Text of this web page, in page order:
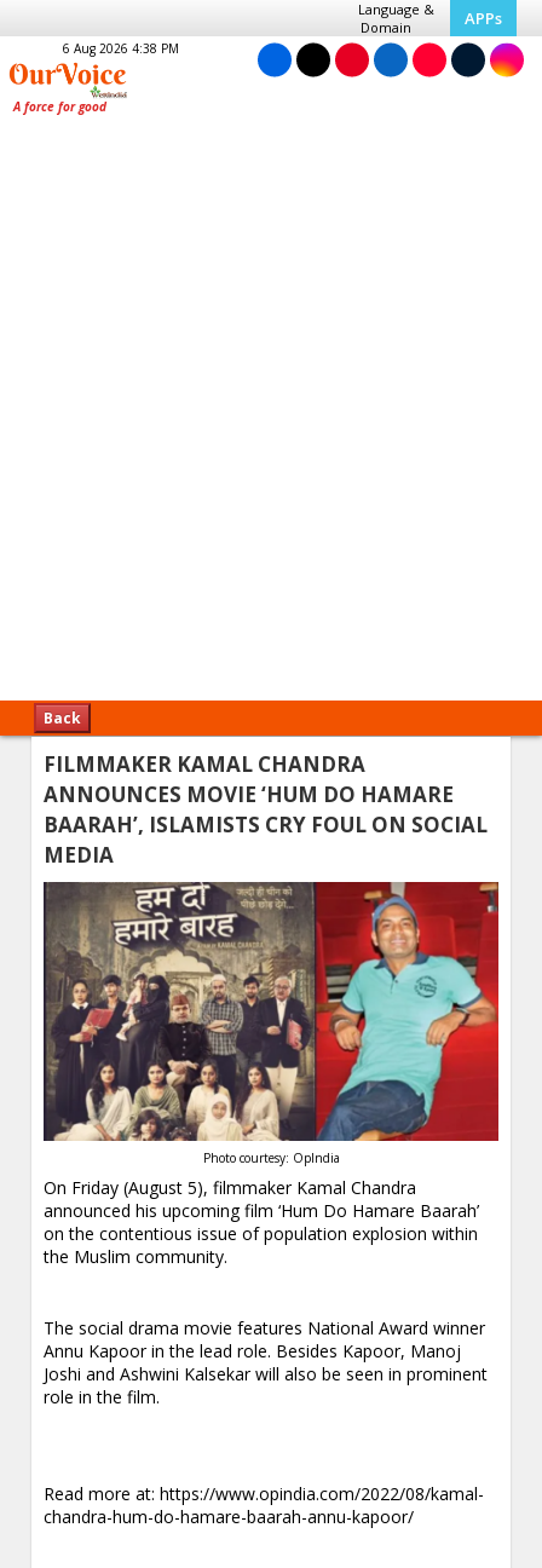
Language &
Domain
APPs
6 Aug 2026 4:38 PM
Back
FILMMAKER KAMAL CHANDRA
ANNOUNCES MOVIE ‘HUM DO HAMARE
BAARAH’, ISLAMISTS CRY FOUL ON SOCIAL
MEDIA
Photo courtesy: OpIndia
On Friday (August 5), filmmaker Kamal Chandra
announced his upcoming film ‘Hum Do Hamare Baarah’
on the contentious issue of population explosion within
the Muslim community.
The social drama movie features National Award winner
Annu Kapoor in the lead role. Besides Kapoor, Manoj
Joshi and Ashwini Kalsekar will also be seen in prominent
role in the film.
Read more at:https://www.opindia.com/2022/08/kamal-
chandra-hum-do-hamare-baarah-annu-kapoor/